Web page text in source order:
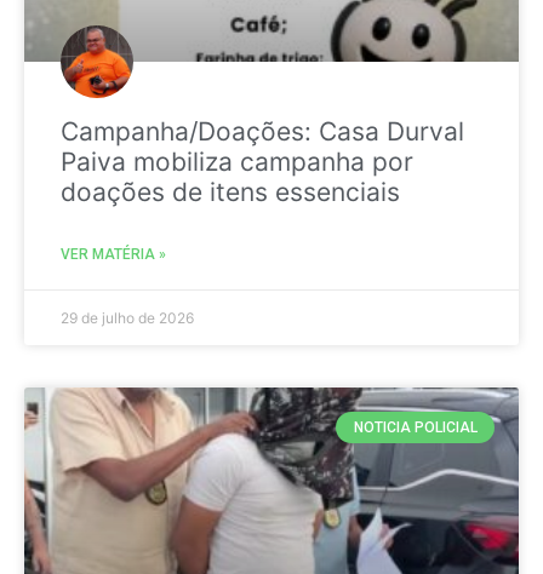
Campanha/Doações: Casa Durval
Paiva mobiliza campanha por
doações de itens essenciais
VER MATÉRIA »
29 de julho de 2026
NOTICIA POLICIAL